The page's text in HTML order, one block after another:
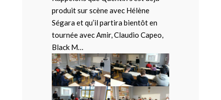
produit sur scène avec Hélène
Ségara et qu’il partira bientôt en
tournée avec Amir, Claudio Capeo,
Black M…